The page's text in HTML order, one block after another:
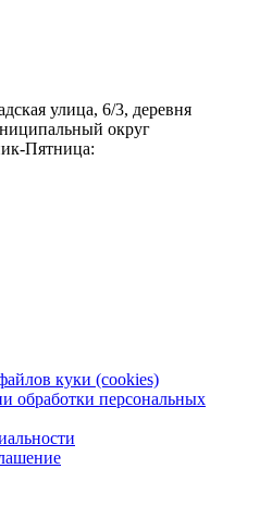
улица, 6/3, деревня
округ
Пятница:
куки (cookies)
обработки персональных